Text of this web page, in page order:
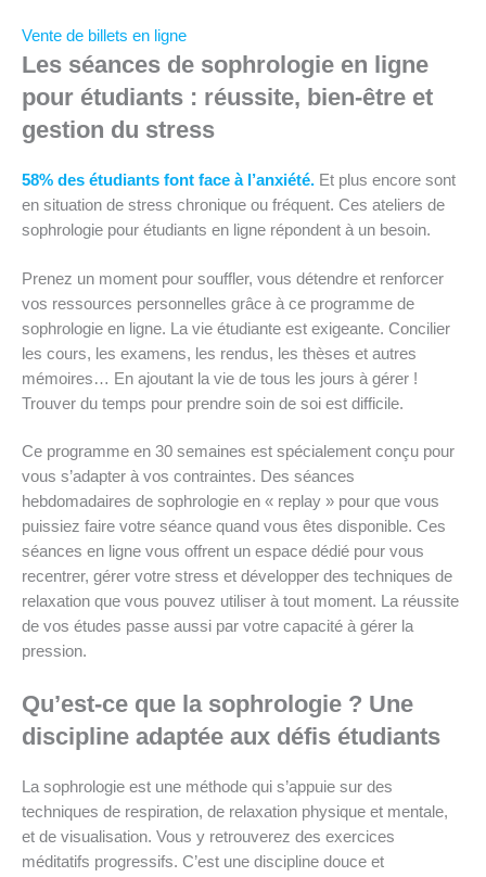
Vente de billets en ligne
Les séances de sophrologie en ligne
pour étudiants : réussite, bien-être et
gestion du stress
58% des étudiants font face à l’anxiété. Et plus encore sont
en situation de stress chronique ou fréquent. Ces ateliers de
sophrologie pour étudiants en ligne répondent à un besoin.
Prenez un moment pour souffler, vous détendre et renforcer
vos ressources personnelles grâce à ce programme de
sophrologie en ligne. La vie étudiante est exigeante. Concilier
les cours, les examens, les rendus, les thèses et autres
mémoires… En ajoutant la vie de tous les jours à gérer !
Trouver du temps pour prendre soin de soi est difficile.
Ce programme en 30 semaines est spécialement conçu pour
vous s’adapter à vos contraintes. Des séances
hebdomadaires de sophrologie en « replay » pour que vous
puissiez faire votre séance quand vous êtes disponible. Ces
séances en ligne vous offrent un espace dédié pour vous
recentrer, gérer votre stress et développer des techniques de
relaxation que vous pouvez utiliser à tout moment. La réussite
de vos études passe aussi par votre capacité à gérer la
pression.
Qu’est-ce que la sophrologie ? Une
discipline adaptée aux défis étudiants
La sophrologie est une méthode qui s’appuie sur des
techniques de respiration, de relaxation physique et mentale,
et de visualisation. Vous y retrouverez des exercices
méditatifs progressifs. C’est une discipline douce et